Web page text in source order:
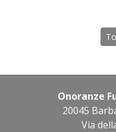
Onoranze
20045
Via